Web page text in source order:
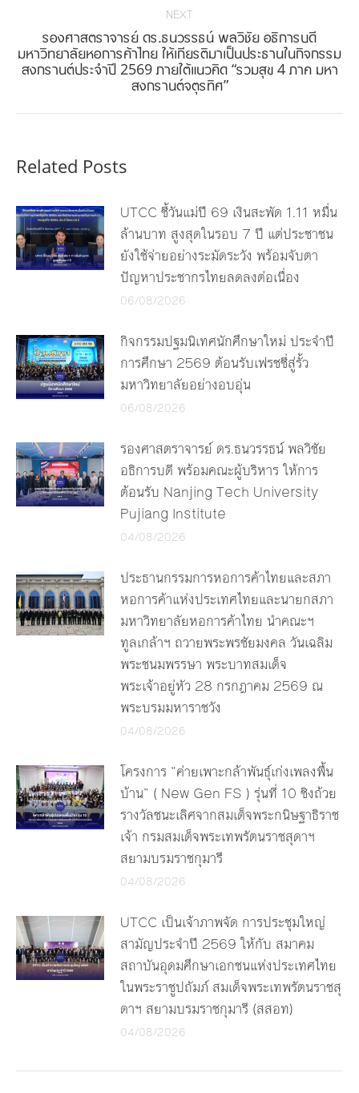
NEXT
Next
post:
รองศาสตราจารย์ ดร.ธนวรรธน์ พลวิชัย อธิการบดี
มหาวิทยาลัยหอการค้าไทย ให้เกียรติมาเป็นประธานในกิจกรรม
สงกรานต์ประจำปี 2569 ภายใต้แนวคิด “รวมสุข 4 ภาค มหา
สงกรานต์จตุรทิศ”
Related Posts
UTCC ชี้วันแม่ปี 69 เงินสะพัด 1.11 หมื่น
ล้านบาท สูงสุดในรอบ 7 ปี แต่ประชาชน
ยังใช้จ่ายอย่างระมัดระวัง พร้อมจับตา
ปัญหาประชากรไทยลดลงต่อเนื่อง
06/08/2026
กิจกรรมปฐมนิเทศนักศึกษาใหม่ ประจำปี
การศึกษา 2569 ต้อนรับเฟรชชี่สู่รั้ว
มหาวิทยาลัยอย่างอบอุ่น
06/08/2026
รองศาสตราจารย์ ดร.ธนวรรธน์ พลวิชัย
อธิการบดี พร้อมคณะผู้บริหาร ให้การ
ต้อนรับ Nanjing Tech University
Pujiang Institute
04/08/2026
ประธานกรรมการหอการค้าไทยและสภา
หอการค้าแห่งประเทศไทยและนายกสภา
มหาวิทยาลัยหอการค้าไทย นำคณะฯ
ทูลเกล้าฯ ถวายพระพรชัยมงคล วันเฉลิม
พระชนมพรรษา พระบาทสมเด็จ
พระเจ้าอยู่หัว 28 กรกฎาคม 2569 ณ
พระบรมมหาราชวัง
04/08/2026
โครงการ “ค่ายเพาะกล้าพันธุ์เก่งเพลงพื้น
บ้าน” ( New Gen FS ) รุ่นที่ 10 ชิงถ้วย
รางวัลชนะเลิศจากสมเด็จพระกนิษฐาธิราช
เจ้า กรมสมเด็จพระเทพรัตนราชสุดาฯ
สยามบรมราชกุมารี
04/08/2026
UTCC เป็นเจ้าภาพจัด การประชุมใหญ่
สามัญประจำปี 2569 ให้กับ สมาคม
สถาบันอุดมศึกษาเอกชนแห่งประเทศไทย
ในพระราชูปถัมภ์ สมเด็จพระเทพรัตนราชสุ
ดาฯ สยามบรมราชกุมารี (สสอท)
04/08/2026